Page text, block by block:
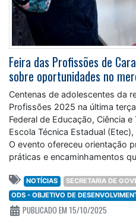
Feira das Profissões de
sobre oportunidades no
Centenas de adolescentes da
Profissões 2025 na última
Federal de Educação, Ciência
Escola Técnica Estadual
O evento ofereceu orientação
práticas e encaminhamentos
NOTÍCIAS
SECRETARIA DE
ODS - OBJETIVO DE
PUBLICADO EM 15/10/2025